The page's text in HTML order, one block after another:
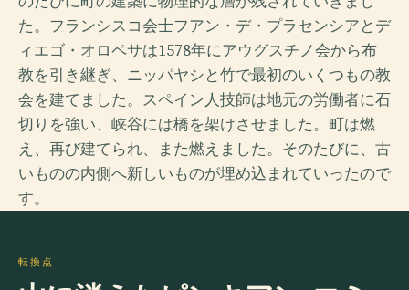
た。フランシスコ会士フアン・デ・プラセンシアとデ
ィエゴ・オロペサは1578年にアウグスチノ会から布
教を引き継ぎ、ニッパヤシと竹で最初のいくつもの教
会を建てました。スペイン人技師は地元の労働者に石
切りを強い、峡谷には橋を架けさせました。町は燃
え、再び建てられ、また燃えました。そのたびに、古
いものの内側へ新しいものが埋め込まれていったので
す。
転換点